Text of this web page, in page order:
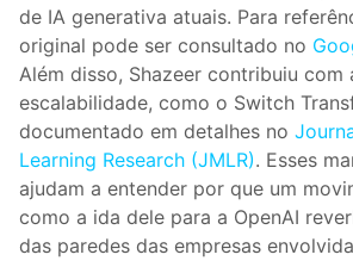
de IA generativa atuais. Para
original pode ser consultado no
Além disso, Shazeer contribuiu com
escalabilidade, como o Switch
documentado em detalhes no
Learning Research (JMLR). Esses
ajudam a entender por que um
como a ida dele para a OpenAI
das paredes das empresas